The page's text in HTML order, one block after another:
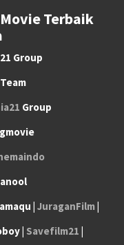
Terbaik
Group
Team
Group
| JuraganFilm|
| Savefilm21 |